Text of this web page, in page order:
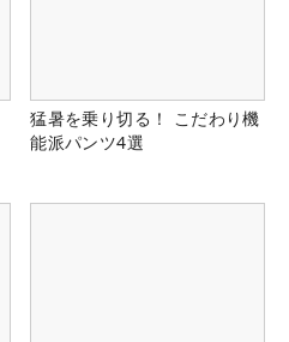
猛暑を乗り切る！ こだわり機
能派パンツ4選